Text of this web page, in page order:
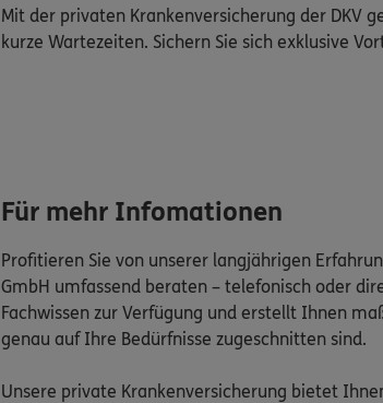
Mit der privaten Krankenversicherung der DKV
kurze Wartezeiten. Sichern Sie sich exklusive
Für mehr Infomationen
Profitieren Sie von unserer langjährigen
GmbH umfassend beraten – telefonisch oder
Fachwissen zur Verfügung und erstellt Ihnen
genau auf Ihre Bedürfnisse zugeschnitten sind.
Unsere private Krankenversicherung bietet